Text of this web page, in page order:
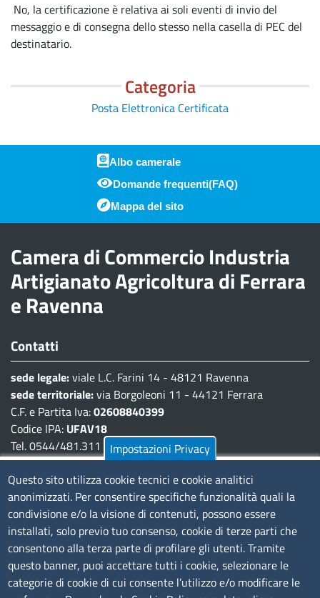
No, la certificazione è relativa ai soli eventi di invio del
messaggio e di consegna dello stesso nella casella di PEC del
destinatario.
Categoria
Posta Elettronica Certificata
Piè di pagina
Albo camerale
Domande frequenti(FAQ)
Mappa del sito
Camera di Commercio Industria
Artigianato Agricoltura di Ferrara
e Ravenna
Contatti
sede legale:viale L.C. Farini 14 - 48121 Ravenna
sede territoriale:via Borgoleoni 11 - 44121 Ferrara
C.F. e Partita Iva:02608840399
Codice IPA: UFAV18
Tel. 0544/481.311 - 0532/783.711
Pec:cciaa@pec.fera.camcom.it
Amministrazione Trasparente
Bandi di gara
Bilanci
Concorsi e selezioni
Procedimenti
Impostazioni Privacy
Questo sito utilizza cookie tecnici e cookie analitici
anonimizzati. Per consentire specifiche funzionalità quali la
condivisione e/o la visione di contenuti, possono essere
installati, solo previo tuo consenso, cookie di terze parti che
consentono alla terza parte di profilare gli utenti. Tramite
questo banner, puoi accettare tutti i cookie, selezionare le
categorie di cookie di cui consente l’utilizzo e/o modificare le